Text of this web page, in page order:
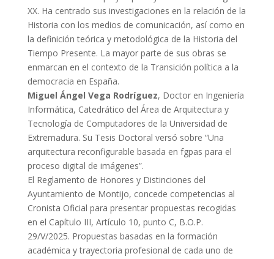
XX. Ha centrado sus investigaciones en la relación de la
Historia con los medios de comunicación, así como en
la definición teórica y metodológica de la Historia del
Tiempo Presente. La mayor parte de sus obras se
enmarcan en el contexto de la Transición política a la
democracia en España.
Miguel Ángel Vega Rodríguez, Doctor en Ingeniería
Informática, Catedrático del Área de Arquitectura y
Tecnología de Computadores de la Universidad de
Extremadura. Su Tesis Doctoral versó sobre “Una
arquitectura reconfigurable basada en fgpas para el
proceso digital de imágenes”.
El Reglamento de Honores y Distinciones del
Ayuntamiento de Montijo, concede competencias al
Cronista Oficial para presentar propuestas recogidas
en el Capítulo III, Artículo 10, punto C, B.O.P.
29/V/2025. Propuestas basadas en la formación
académica y trayectoria profesional de cada uno de